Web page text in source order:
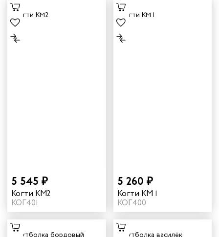
5 545 ₽
Когти КМ2
КОГ401
5 260 ₽
Когти КМ 1
КОГ400